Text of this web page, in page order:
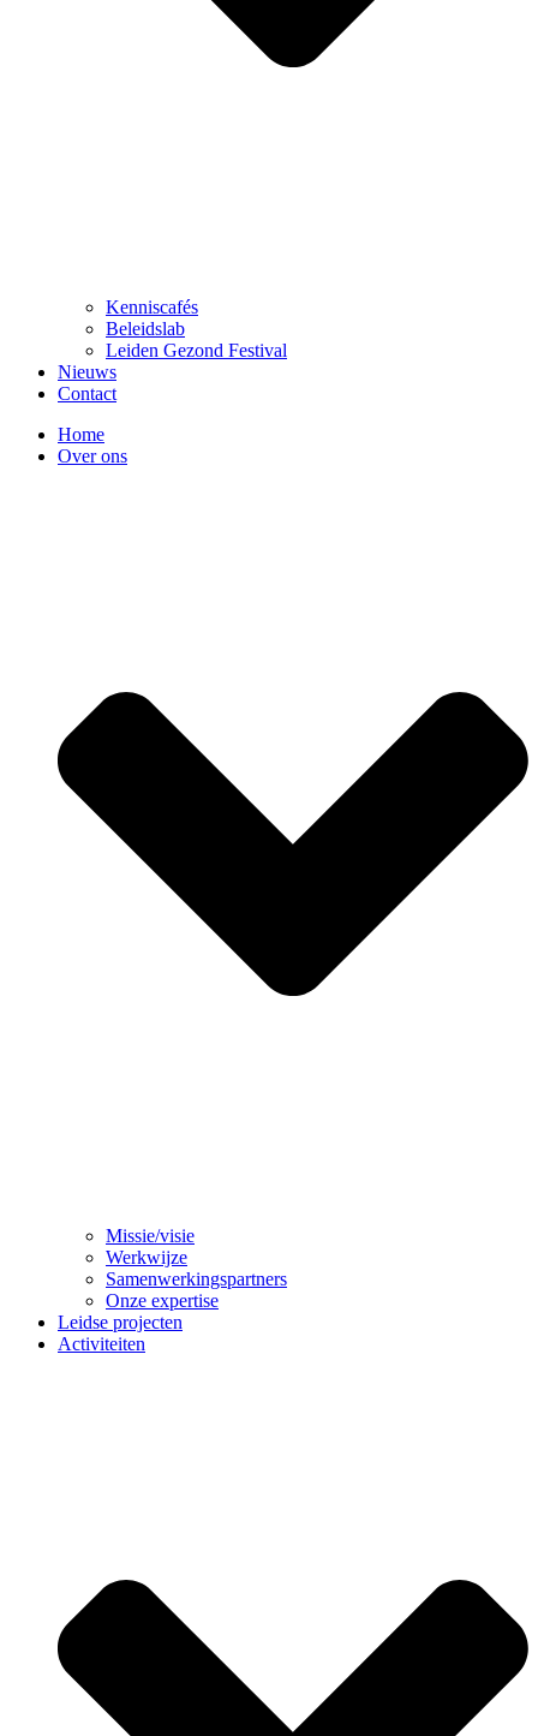
Kenniscafés
Beleidslab
Leiden Gezond Festival
Nieuws
Contact
Home
Over ons
Missie/visie
Werkwijze
Samenwerkingspartners
Onze expertise
Leidse projecten
Activiteiten